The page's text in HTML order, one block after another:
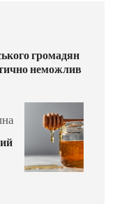
громадян
неможлив